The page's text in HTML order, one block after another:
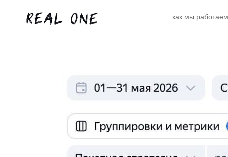
как мы работаем